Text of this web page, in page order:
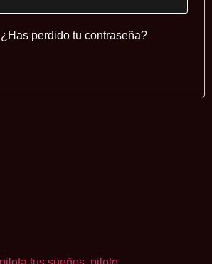
¿Has perdido tu contraseña?